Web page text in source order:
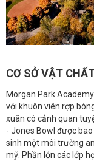
CƠ SỞ VẬT
Morgan Park
với khuôn viên rợp
xuân có cảnh quan
- Jones Bowl được
sinh một môi trường
mỹ. Phần lớn các lớp